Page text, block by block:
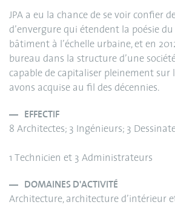
JPA a eu la chance de se voir confier
d’envergure qui étendent la poésie
bâtiment à l’échelle urbaine, et en
bureau dans la structure d’une
capable de capitaliser pleinement sur
avons acquise au fil des décennies.
EFFECTIF
8 Architectes; 3 Ingénieurs; 3
1 Technicien et 3 Administrateurs
DOMAINES D'ACTIVITÉ
Architecture, architecture d’intérieur